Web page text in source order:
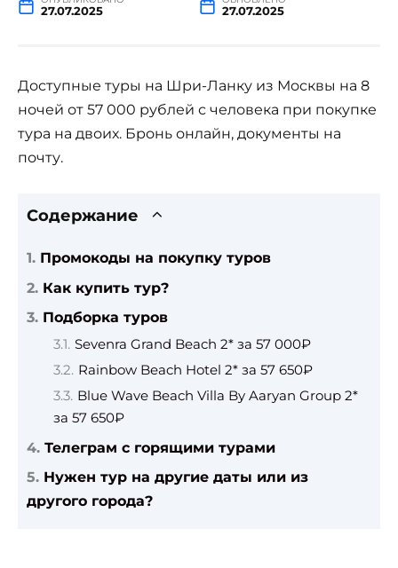
27.07.2025 27.07.2025
Доступные туры на Шри-Ланку из Москвы на 8
ночей от 57 000 рублей с человека при покупке
тура на двоих. Бронь онлайн, документы на
почту.
Содержание
Промокоды на покупку туров
Как купить тур?
Подборка туров
Sevenra Grand Beach 2* за 57 000₽
Rainbow Beach Hotel 2* за 57 650₽
Blue Wave Beach Villa By Aaryan Group 2*
за 57 650₽
Телеграм с горящими турами
Нужен тур на другие даты или из
другого города?